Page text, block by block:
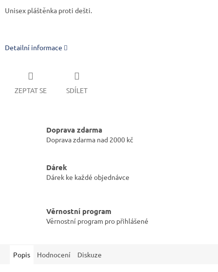
Unisex pláštěnka proti dešti.
Detailní informace
ZEPTAT SE SDÍLET
Doprava zdarma
Doprava zdarma nad 2000 kč
Dárek
Dárek ke každé objednávce
Věrnostní program
Věrnostní program pro přihlášené
Popis Hodnocení Diskuze